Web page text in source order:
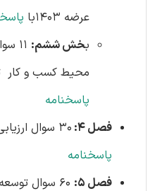
عرضه 1403با
بخش ششم:
11
محیط کسب و کار
پاسخنامه
فصل 4:
30 سوال ارزیابی طرح های اقتصادی با
پاسخنامه
فصل 5: